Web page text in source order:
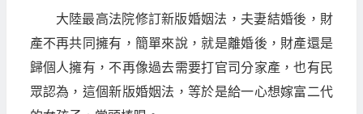
大陸最高法院修訂新版婚姻法，夫妻結婚後，財
產不再共同擁有，簡單來說，就是離婚後，財產還是
歸個人擁有，不再像過去需要打官司分家產，也有民
眾認為，這個新版婚姻法，等於是給一心想嫁富二代